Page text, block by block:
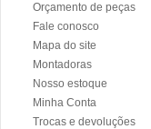
Orçamento de peças
Fale conosco
Mapa do site
Montadoras
Nosso estoque
Minha Conta
Trocas e devoluções